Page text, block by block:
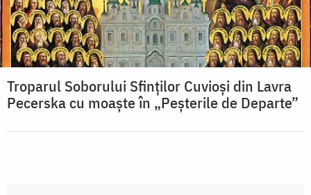
Troparul Soborului Sfinților Cuvioși din Lavra
Pecerska cu moaște în „Peșterile de Departe”